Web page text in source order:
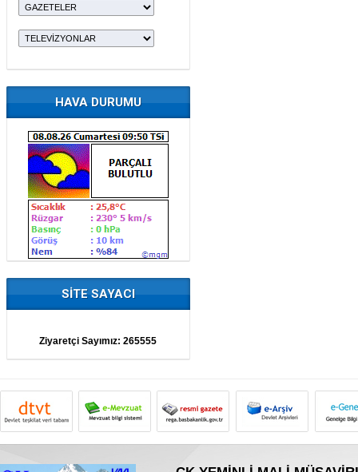
HAVA DURUMU
SİTE SAYACI
Ziyaretçi Sayımız:265555